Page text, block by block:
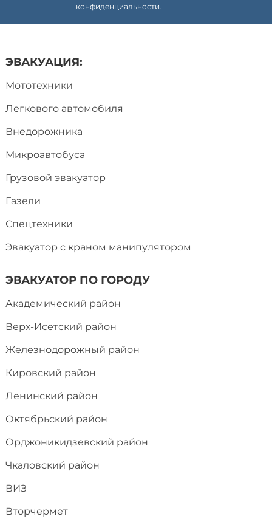
конфиденциальности.
ЭВАКУАЦИЯ:
Мототехники
Легкового автомобиля
Внедорожника
Микроавтобуса
Грузовой эвакуатор
Газели
Спецтехники
Эвакуатор с краном манипулятором
ЭВАКУАТОР ПО ГОРОДУ
Академический район
Верх-Исетский район
Железнодорожный район
Кировский район
Ленинский район
Октябрьский район
Орджоникидзевский район
Чкаловский район
ВИЗ
Вторчермет